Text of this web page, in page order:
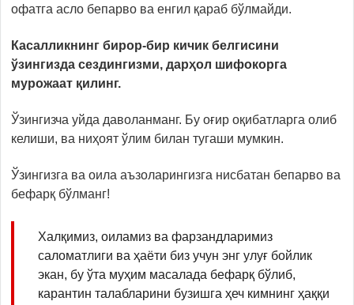
офатга асло бепарво ва енгил қараб бўлмайди.
Касалликнинг бирор-бир кичик белгисини
ўзингизда сездингизми, дарҳол шифокорга
мурожаат қилинг.
Ўзингизча уйда даволанманг. Бу оғир оқибатларга олиб
келиши, ва ниҳоят ўлим билан тугаши мумкин.
Ўзингизга ва оила аъзоларингизга нисбатан бепарво ва
бефарқ бўлманг!
Халқимиз, оиламиз ва фарзандларимиз
саломатлиги ва ҳаёти биз учун энг улуғ бойлик
экан, бу ўта муҳим масалада бефарқ бўлиб,
карантин талабларини бузишга ҳеч кимнинг ҳаққи